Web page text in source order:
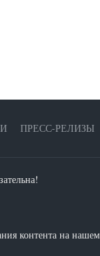
ПРЕСС-РЕЛИЗЫ
контента на